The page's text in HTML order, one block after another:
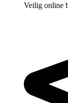
Veilig online